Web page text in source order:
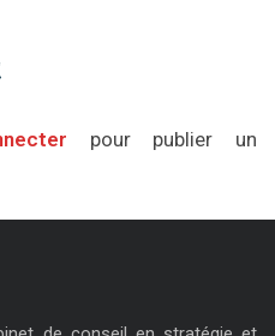
pour publier un